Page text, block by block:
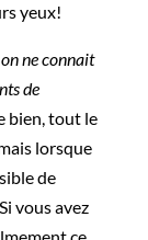
yeux!
on ne connait
de
bien, tout le
lorsque
de
vous avez